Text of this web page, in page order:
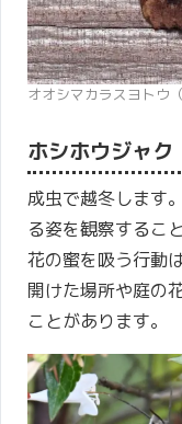
オオシマカラスヨトウ
ホシホウジャク
成虫で越冬します
る姿を観察するこ
花の蜜を吸う行動
開けた場所や庭の
ことがあります。